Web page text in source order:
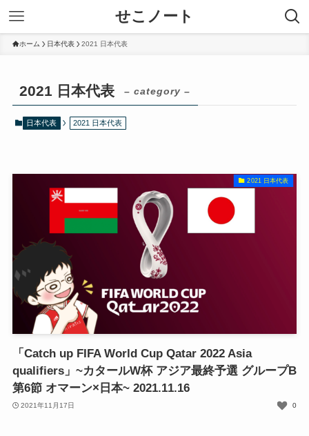
せこノート
ホーム 日本代表 2021 日本代表
2021 日本代表 – category –
日本代表 2021 日本代表
2021 日本代表
「Catch up FIFA World Cup Qatar 2022 Asia
qualifiers」~カタールW杯 アジア最終予選 グループB
第6節 オマーン×日本~ 2021.11.16
2021年11月17日 0